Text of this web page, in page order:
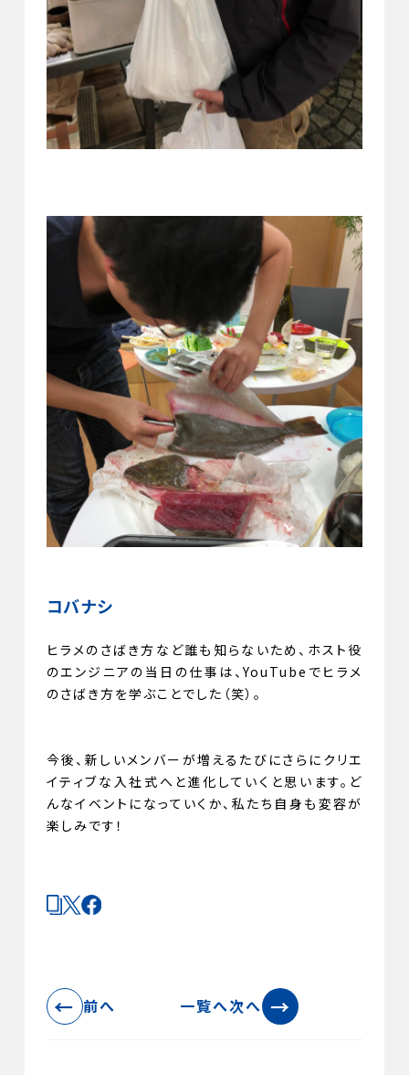
コバナシ
ヒラメのさばき方など誰も知らないため、ホスト役
のエンジニアの当日の仕事は、YouTubeでヒラメ
のさばき方を学ぶことでした（笑）。
今後、新しいメンバーが増えるたびにさらにクリエ
イティブな入社式へと進化していくと思います。ど
んなイベントになっていくか、私たち自身も変容が
楽しみです！
← 前へ 一覧へ次へ →